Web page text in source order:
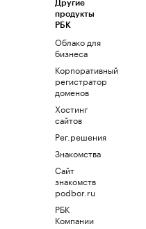
Другие
продукты
РБК
Облако для
бизнеса
Корпоративный
регистратор
доменов
Хостинг
сайтов
Рег.решения
Знакомства
Сайт
знакомств
podbor.ru
РБК
Компании